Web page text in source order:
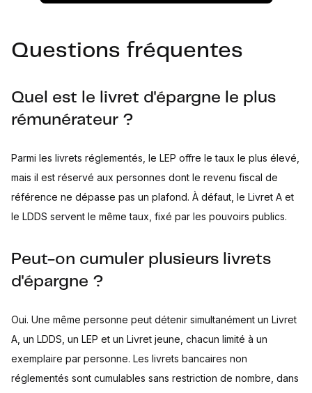
Questions fréquentes
Quel est le livret d'épargne le plus
rémunérateur ?
Parmi les livrets réglementés, le LEP offre le taux le plus élevé,
mais il est réservé aux personnes dont le revenu fiscal de
référence ne dépasse pas un plafond. À défaut, le Livret A et
le LDDS servent le même taux, fixé par les pouvoirs publics.
Peut-on cumuler plusieurs livrets
d'épargne ?
Oui. Une même personne peut détenir simultanément un Livret
A, un LDDS, un LEP et un Livret jeune, chacun limité à un
exemplaire par personne. Les livrets bancaires non
réglementés sont cumulables sans restriction de nombre, dans